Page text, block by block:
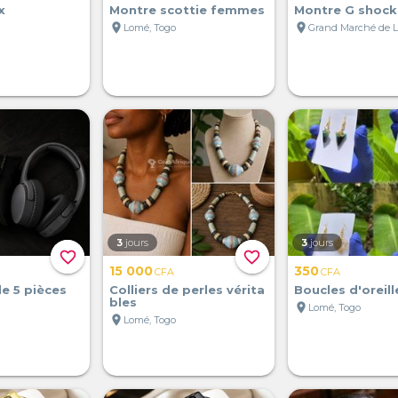
Montre scottie femmes
location_on Lomé, Togo
Montre G shock
location_on
favorite_border
5 pièces
favorite_border
3 jours
15 000CFA
Colliers de perles vérita
bles
location_on Lomé, Togo
3 jours
350CFA
Boucles
location_on Lomé, Togo